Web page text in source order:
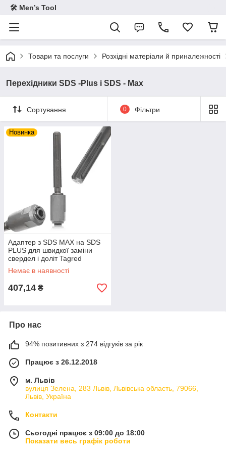
🛠 Men’s Tool
Товари та послуги Розхідні матеріали й приналежності
Перехідники SDS -Plus і SDS - Max
Сортування 0 Фільтри
Новинка
Адаптер з SDS MAX на SDS
PLUS для швидкої заміни
свердел і доліт Tagred
TA1098
Немає в наявності
407,14 ₴
Про нас
94% позитивних з 274 відгуків за рік
Працює з 26.12.2018
м. Львів
вулиця Зелена, 283 Львів, Львівська область, 79066,
Львів, Україна
Контакти
Сьогодні працює з 09:00 до 18:00
Показати весь графік роботи